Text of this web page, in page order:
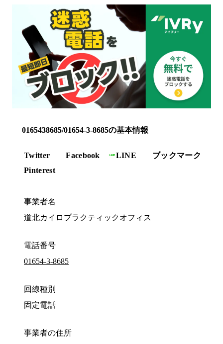
0165438685/01654-3-8685の基本情報
Twitter Facebook LINE
ブックマーク
Pinterest
事業者名
道北カイロプラクティックオフィス
電話番号
01654-3-8685
回線種別
固定電話
事業者の住所